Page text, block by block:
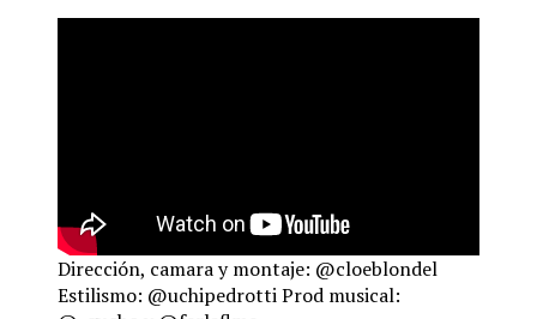
Dirección, camara y montaje: @cloeblondel
Estilismo: @uchipedrotti Prod musical: